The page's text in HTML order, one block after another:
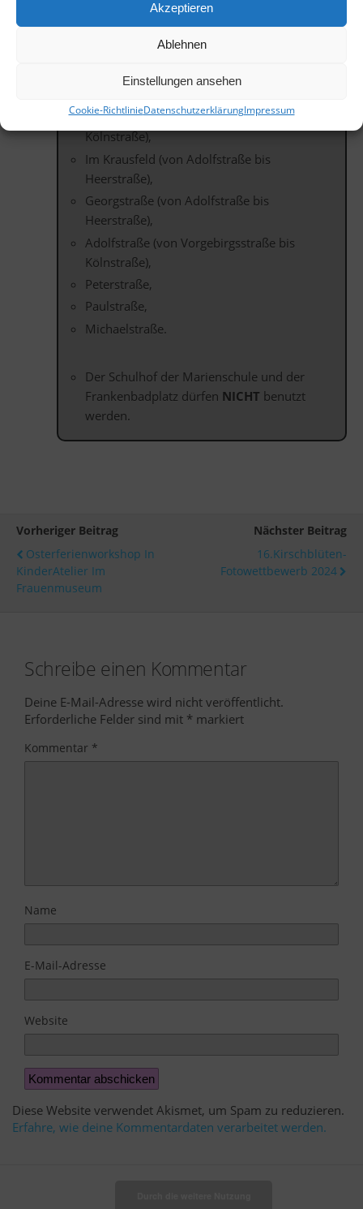
Akzeptieren
Ablehnen
Einstellungen ansehen
Cookie-RichtlinieDatenschutzerklärungImpressum
Vorgebirgsstraße (von Heer- bis
Adolfstraße)
Dorotheenstraße, (von Breitestraße bis
Heerstraße (von Maxstraße bis
Kölnstraße),
Im Krausfeld (von Adolfstraße bis
Heerstraße),
Georgstraße (von Adolfstraße bis
Heerstraße),
Adolfstraße (von Vorgebirgsstraße bis
Kölnstraße),
Peterstraße,
Paulstraße,
Michaelstraße.
Der Schulhof der Marienschule und der
Frankenbadplatz dürfen NICHT benutzt
werden.
Vorheriger Beitrag
Osterferienworkshop In
KinderAtelier Im
Frauenmuseum
Nächster Beitrag
16.Kirschblüten-
Fotowettbewerb 2024
Schreibe einen Kommentar
Deine E-Mail-Adresse wird nicht veröffentlicht.
Erforderliche Felder sind mit * markiert
Kommentar *
Name
E-Mail-Adresse
Website
Diese Website verwendet Akismet, um Spam zu reduzieren.
Erfahre, wie deine Kommentardaten verarbeitet werden.